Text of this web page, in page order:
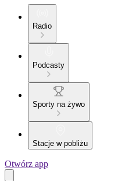
Radio
Podcasty
Sporty na żywo
Stacje w pobliżu
Otwórz app